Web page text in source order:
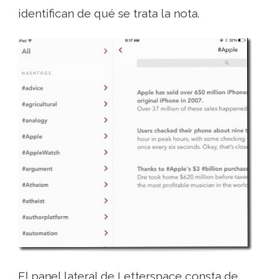
identifican de qué se trata la nota.
El panel lateral de Letterspace consta de